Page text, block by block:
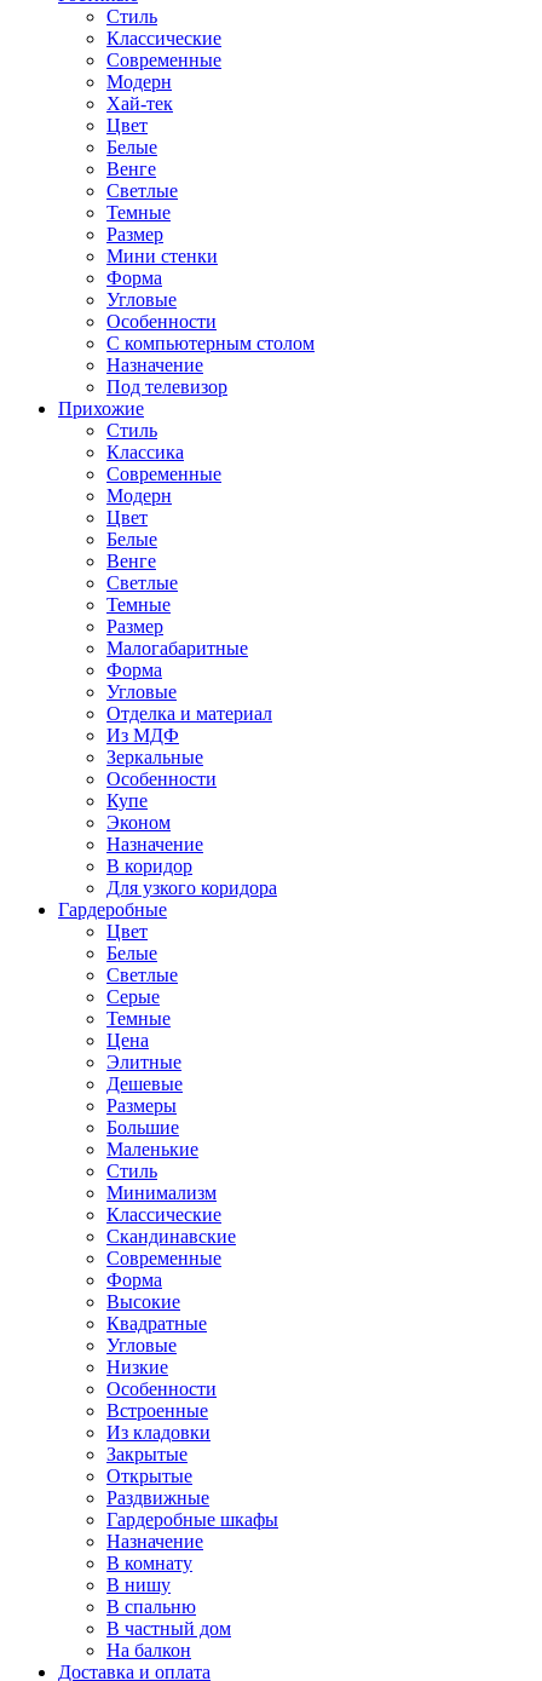
Стиль
Классические
Современные
Модерн
Хай-тек
Цвет
Белые
Венге
Светлые
Темные
Размер
Мини стенки
Форма
Угловые
Особенности
С компьютерным столом
Назначение
Под телевизор
Прихожие
Стиль
Классика
Современные
Модерн
Цвет
Белые
Венге
Светлые
Темные
Размер
Малогабаритные
Форма
Угловые
Отделка и материал
Из МДФ
Зеркальные
Особенности
Купе
Эконом
Назначение
В коридор
Для узкого коридора
Гардеробные
Цвет
Белые
Светлые
Серые
Темные
Цена
Элитные
Дешевые
Размеры
Большие
Маленькие
Стиль
Минимализм
Классические
Скандинавские
Современные
Форма
Высокие
Квадратные
Угловые
Низкие
Особенности
Встроенные
Из кладовки
Закрытые
Открытые
Раздвижные
Гардеробные шкафы
Назначение
В комнату
В нишу
В спальню
В частный дом
На балкон
Доставка и оплата